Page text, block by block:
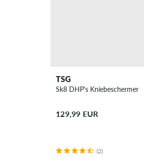
TSG
Sk8 DHP's Kniebeschermer
129,99 EUR
(2)